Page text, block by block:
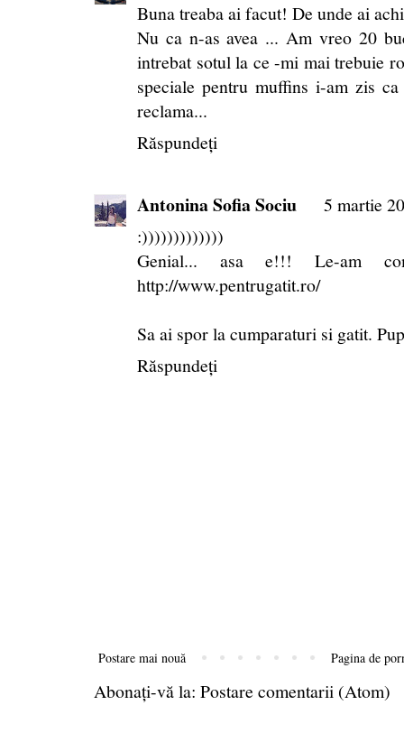
Buna treaba ai facut! De unde ai
Nu ca n-as avea ... Am vreo 20
intrebat sotul la ce -mi mai trebuie
speciale pentru muffins i-am zis
reclama...
Răspundeți
Antonina Sofia Sociu
5 martie
:)))))))))))))
Genial... asa e!!! Le-am
http://www.pentrugatit.ro/
Sa ai spor la cumparaturi si gatit.
Răspundeți
Postare mai nouă Pagina de
Abonați-vă la: Postare comentarii (Atom)